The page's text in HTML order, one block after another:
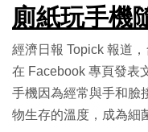
廁紙玩手機
經濟日報 Topick 報道
在 Facebook 專頁發表
手機因為經常與手和臉
物生存的溫度，成為細